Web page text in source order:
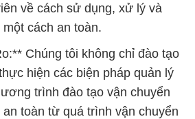
về cách sử dụng, xử lý và
cách an toàn.
Chúng tôi không chỉ đào tạo
hiện các biện pháp quản lý
trình đào tạo vận chuyển
an toàn từ quá trình vận chuyển